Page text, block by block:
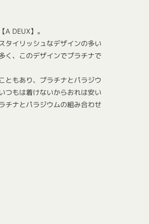
DEUX】。
タイリッシュなデザインの多い
く、このデザインでプラチナで
ともあり、プラチナとパラジウ
つもは着けないからおれは安い
チナとパラジウムの組み合わせ